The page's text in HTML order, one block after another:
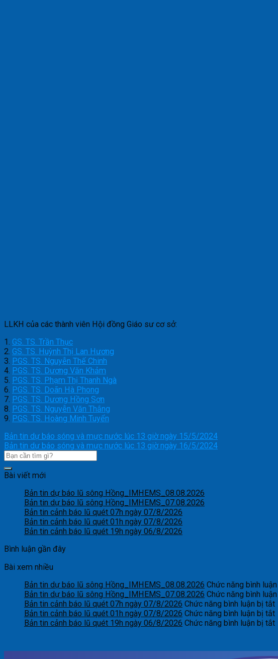
LLKH của các thành viên Hội đồng Giáo sư cơ sở:
1. GS. TS. Trần Thục
2. GS. TS. Huỳnh Thị Lan Hương
3. PGS. TS. Nguyễn Thế Chinh
4. PGS. TS. Dương Văn Khảm
5. PGS. TS. Phạm Thị Thanh Ngà
6. PGS. TS. Doãn Hà Phong
7. PGS. TS. Dương Hồng Sơn
8. PGS. TS. Nguyễn Văn Thắng
9. PGS. TS. Hoàng Minh Tuyển
Bản tin dự báo sóng và mực nước lúc 13 giờ ngày 15/5/2024
Bản tin dự báo sóng và mực nước lúc 13 giờ ngày 16/5/2024
Bài viết mới
Bản tin dự báo lũ sông Hồng_IMHEMS_08.08.2026
Bản tin dự báo lũ sông Hồng_IMHEMS_07.08.2026
Bản tin cảnh báo lũ quét 07h ngày 07/8/2026
Bản tin cảnh báo lũ quét 01h ngày 07/8/2026
Bản tin cảnh báo lũ quét 19h ngày 06/8/2026
Bình luận gần đây
Bài xem nhiều
Bản tin dự báo lũ sông Hồng_IMHEMS_08.08.2026 Chức năng bình
Bản tin dự báo lũ sông Hồng_IMHEMS_07.08.2026 Chức năng bình
Bản tin cảnh báo lũ quét 07h ngày 07/8/2026 Chức năng bình luận bị tắtở
tin
Bản tin cảnh báo lũ quét 01h ngày 07/8/2026 Chức năng bình luận bị tắtở
Bản tin cảnh báo lũ quét 19h ngày 06/8/2026 Chức năng bình luận bị tắtở